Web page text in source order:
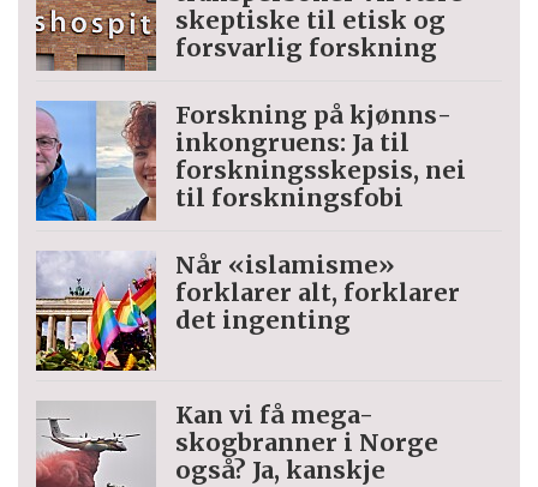
skeptiske til etisk og
forsvarlig forskning
Forskning på kjønns­
inkongruens: Ja til
forskningsskepsis, nei
til forskningsfobi
Når «islamisme»
forklarer alt, forklarer
det ingenting
Kan vi få mega-
skogbranner i Norge
også? Ja, kanskje